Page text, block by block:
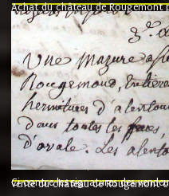
Achat du château de Rougemont
"l'an mil six cent soixante treze
nommé fut présent Messire
vend, purement simplement et
et chavannes conseiller du roy
que le dit seigneur Baron de la
de la Velliere tout ainsi et
présent......"
suivent les rentes, donation des
Ci contre les signatures des
vente du château de Rougemont